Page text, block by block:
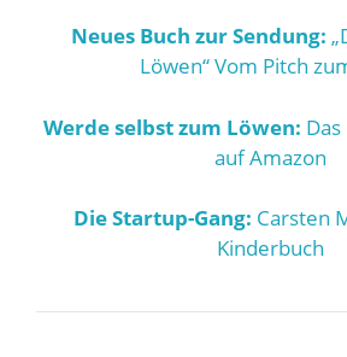
Neues Buch zur Sendung:
Löwen“ Vom Pitch
Werde selbst zum Löwen:
auf Amazon
Die Startup-Gang: Carsten
Kinderbuch